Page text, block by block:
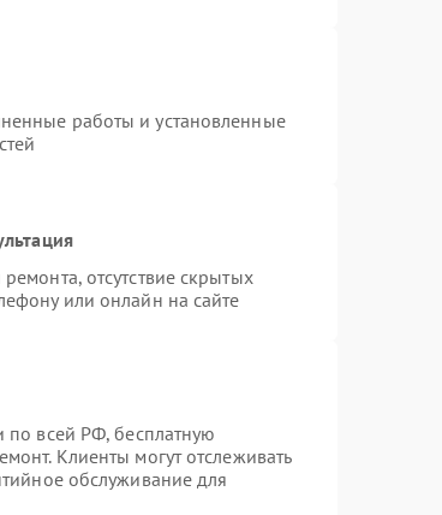
работы и установленные
отсутствие скрытых
или онлайн на сайте
по всей РФ, бесплатную
Клиенты могут отслеживать
обслуживание для